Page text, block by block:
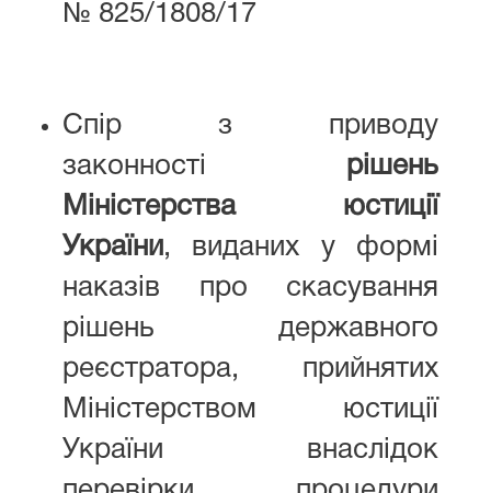
№ 825/1808/17
Спір з приводу
законності рішень
Міністерства юстиції
України, виданих у формі
наказів про скасування
рішень державного
реєстратора, прийнятих
Міністерством юстиції
України внаслідок